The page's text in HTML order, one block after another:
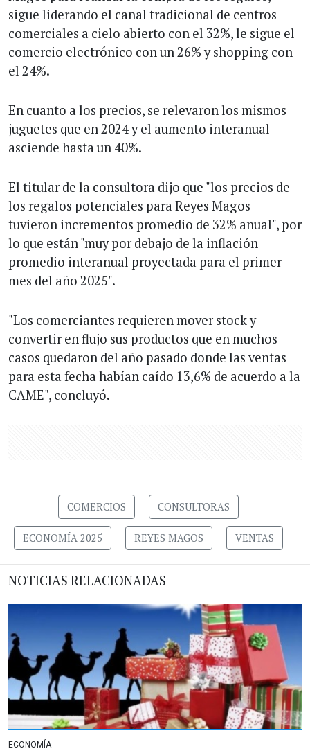
sigue liderando el canal tradicional de centros
comerciales a cielo abierto con el 32%, le sigue el
comercio electrónico con un 26% y shopping con
el 24%.
En cuanto a los precios, se relevaron los mismos
juguetes que en 2024 y el aumento interanual
asciende hasta un 40%.
El titular de la consultora dijo que "los precios de
los regalos potenciales para Reyes Magos
tuvieron incrementos promedio de 32% anual", por
lo que están "muy por debajo de la inflación
promedio interanual proyectada para el primer
mes del año 2025".
"Los comerciantes requieren mover stock y
convertir en flujo sus productos que en muchos
casos quedaron del año pasado donde las ventas
para esta fecha habían caído 13,6% de acuerdo a la
CAME", concluyó.
COMERCIOS CONSULTORAS
ECONOMÍA 2025 REYES MAGOS VENTAS
NOTICIAS RELACIONADAS
ECONOMÍA